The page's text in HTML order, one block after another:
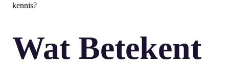
kennis?
Wat Betekent